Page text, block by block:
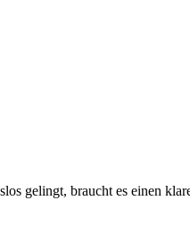
gelingt, braucht es einen